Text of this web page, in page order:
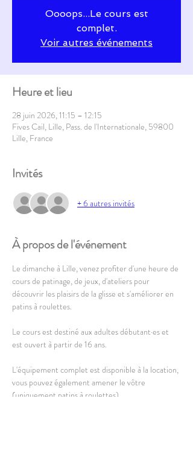
Oooops...Le cours est
complet.
Voir autres événements
Heure et lieu
28 juin 2026, 11:15 – 12:15
Fives Cail, Lille, Pass. de l'Internationale, 59800
Lille, France
Invités
+ 6 autres invités
À propos de l'événement
Le dimanche à Lille, venez profiter d'une heure de
cours de patinage, de jeux, d'ateliers pour
découvrir les plaisirs de la glisse et s'améliorer en
patins à roulettes.
Le cours est destiné aux adultes débutant·es et
est ouvert à partir de 16 ans.
L'équipement complet est disponible à la location,
vous pouvez également amener le vôtre
(uniquement patins à roulettes).